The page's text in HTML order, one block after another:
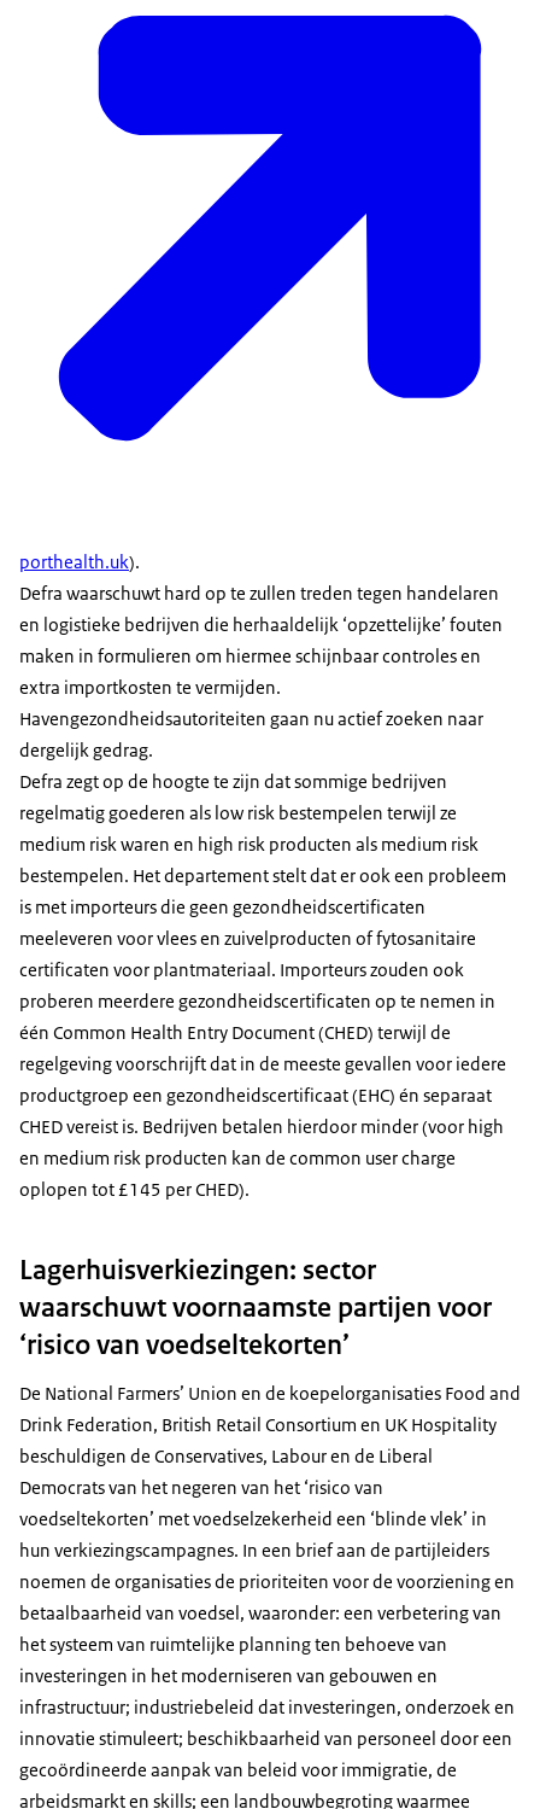
porthealth.uk).
Defra waarschuwt hard op te zullen treden tegen handelaren
en logistieke bedrijven die herhaaldelijk ‘opzettelijke’ fouten
maken in formulieren om hiermee schijnbaar controles en
extra importkosten te vermijden.
Havengezondheidsautoriteiten gaan nu actief zoeken naar
dergelijk gedrag.
Defra zegt op de hoogte te zijn dat sommige bedrijven
regelmatig goederen als low risk bestempelen terwijl ze
medium risk waren en high risk producten als medium risk
bestempelen. Het departement stelt dat er ook een probleem
is met importeurs die geen gezondheidscertificaten
meeleveren voor vlees en zuivelproducten of fytosanitaire
certificaten voor plantmateriaal. Importeurs zouden ook
proberen meerdere gezondheidscertificaten op te nemen in
één Common Health Entry Document (CHED) terwijl de
regelgeving voorschrijft dat in de meeste gevallen voor iedere
productgroep een gezondheidscertificaat (EHC) én separaat
CHED vereist is. Bedrijven betalen hierdoor minder (voor high
en medium risk producten kan de common user charge
oplopen tot £145 per CHED).
Lagerhuisverkiezingen: sector
waarschuwt voornaamste partijen voor
‘risico van voedseltekorten’
De National Farmers’ Union en de koepelorganisaties Food and
Drink Federation, British Retail Consortium en UK Hospitality
beschuldigen de Conservatives, Labour en de Liberal
Democrats van het negeren van het ‘risico van
voedseltekorten’ met voedselzekerheid een ‘blinde vlek’ in
hun verkiezingscampagnes. In een brief aan de partijleiders
noemen de organisaties de prioriteiten voor de voorziening en
betaalbaarheid van voedsel, waaronder: een verbetering van
het systeem van ruimtelijke planning ten behoeve van
investeringen in het moderniseren van gebouwen en
infrastructuur; industriebeleid dat investeringen, onderzoek en
innovatie stimuleert; beschikbaarheid van personeel door een
gecoördineerde aanpak van beleid voor immigratie, de
arbeidsmarkt en skills; een landbouwbegroting waarmee